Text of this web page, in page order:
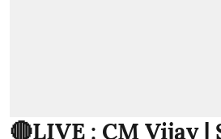
🔴LIVE : CM Vijay |